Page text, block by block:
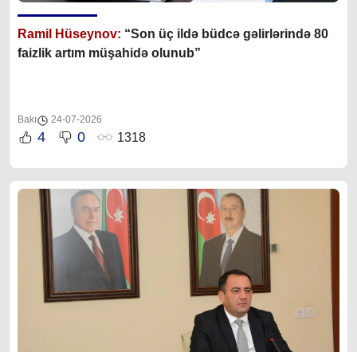
Ramil Hüseynov: “Son üç ildə büdcə gəlirlərində 80
faizlik artım müşahidə olunub”
Bakı 24-07-2026
4 0 1318